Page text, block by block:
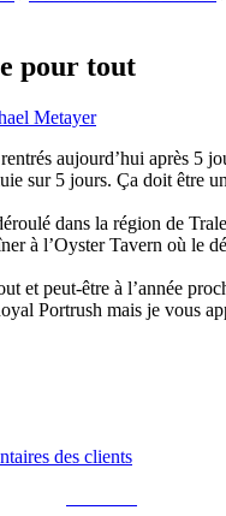
pour tout
Metayer
aujourd’hui après 5
sur 5 jours. Ça doit être
dans la région de
à l’Oyster Tavern où le
et peut-être à l’année
Portrush mais je vous
des clients